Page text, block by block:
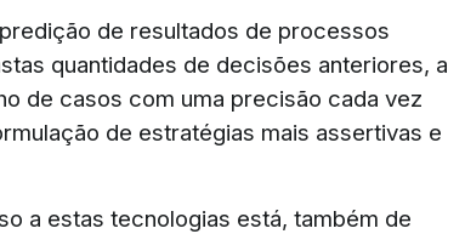
de resultados de processos
quantidades de decisões anteriores, a
de casos com uma precisão cada vez
de estratégias mais assertivas e
a estas tecnologias está, também de